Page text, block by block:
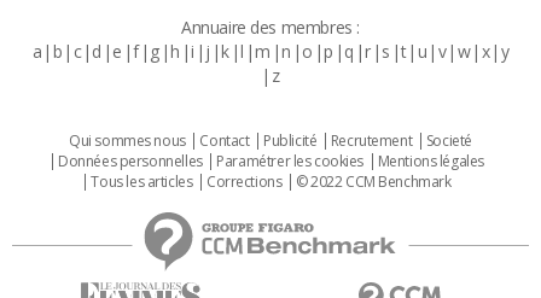
Annuaire des membres :
a b c d e f g h i j k l m n o p q r s t u v w x y
z
Qui sommes nous Contact Publicité Recrutement
Societé
Données personnelles
Paramétrer les cookies
Mentions légales
Tous les articles
Corrections © 2022 CCM Benchmark